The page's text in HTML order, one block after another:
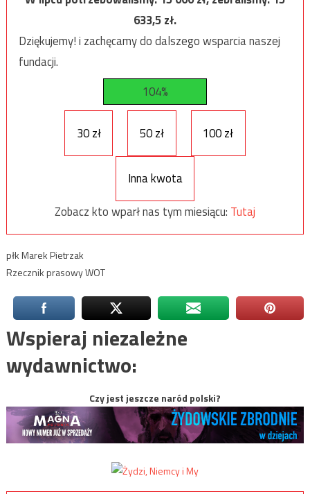
633,5zł.
Dziękujemy! i zachęcamy do dalszego wsparcia naszej
fundacji.
104%
30 zł 50 zł 100 zł
Inna kwota
Zobacz kto wparł nas tym miesiącu: Tutaj
płk Marek Pietrzak
Rzecznik prasowy WOT
Wspieraj niezależne
wydawnictwo:
Czy jest jeszcze naród polski?